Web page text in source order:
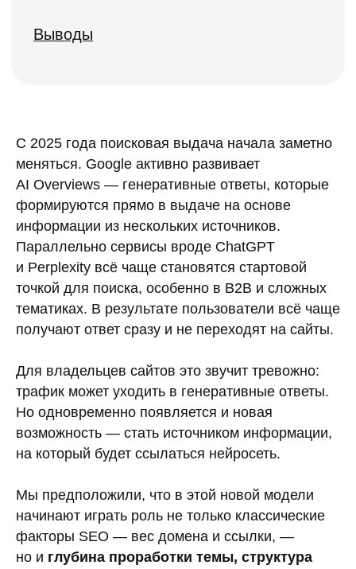
С 2025 года поисковая выдача начала заметно
меняться. Google активно развивает
AI Overviews — генеративные ответы, которые
формируются прямо в выдаче на основе
информации из нескольких источников.
Параллельно сервисы вроде ChatGPT
и Perplexity всё чаще становятся стартовой
точкой для поиска, особенно в B2B и сложных
тематиках. В результате пользователи всё чаще
получают ответ сразу и не переходят на сайты.
Для владельцев сайтов это звучит тревожно:
трафик может уходить в генеративные ответы.
Но одновременно появляется и новая
возможность — стать источником информации,
на который будет ссылаться нейросеть.
Мы предположили, что в этой новой модели
начинают играть роль не только классические
факторы SEO — вес домена и ссылки, —
но и глубина проработки темы, структура